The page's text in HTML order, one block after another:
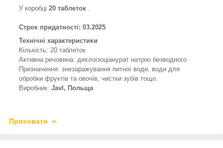
У коробці 20 таблеток
Строк придатності: 03.2025
Технічні характеристики
Кількість: 20 таблеток
Активна речовина: дихлоізоціанурат натрію безводного
Призначення: знезаражування питної води, води для
обробки фруктів та овочів, чистки зубів тощо.
Виробник: Javl, Польща
Приховати